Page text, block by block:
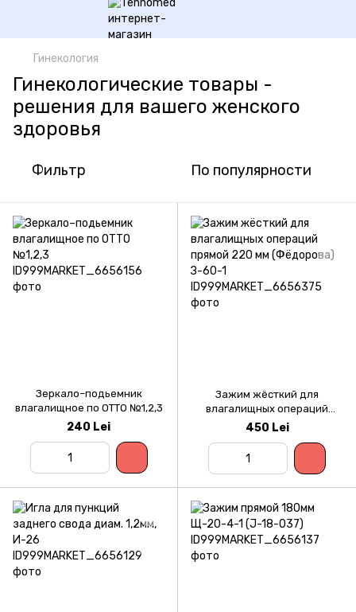
Гинекология
Гинекологические товары -
решения для вашего женского
здоровья
Фильтр По популярности
Зеркало–подьемник
влагалищное по ОТТО №1,2,3
240 Lei
Зажим жёсткий для
влагалищных операций
прямой 220 мм (Фёдорова)
450 Lei